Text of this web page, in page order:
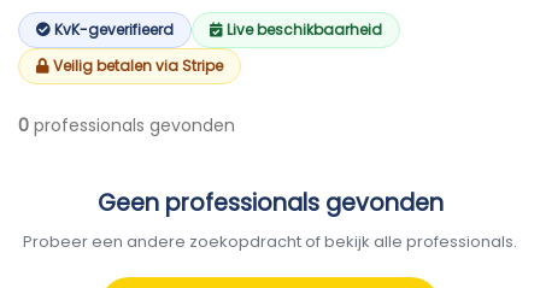
KvK-geverifieerd
Live beschikbaarheid
Veilig betalen via Stripe
0 professionals gevonden
Geen professionals gevonden
Probeer een andere zoekopdracht of bekijk alle professionals.